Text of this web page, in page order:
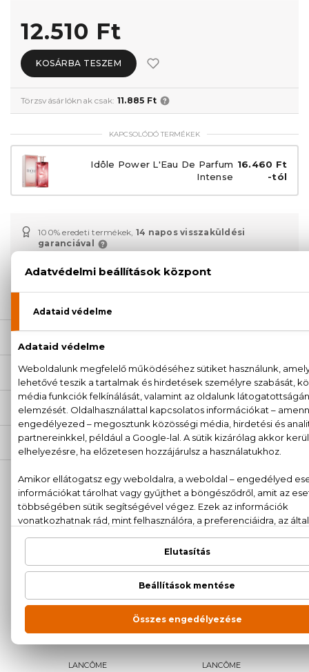
12.510 Ft
KOSÁRBA TESZEM
Törzsvásárlóknak csak: 11.885 Ft
KAPCSOLÓDÓ TERMÉKEK
Idôle Power L'Eau De Parfum
Intense
16.460 Ft
-tól
100% eredeti termékek, 14 napos visszaküldési
garanciával
20 779 1924
ÉRTÉKELÉSEK (0)
SZÁLLÍTÁS
NEKED AJÁNLJUK
LANCÔME LANCÔME